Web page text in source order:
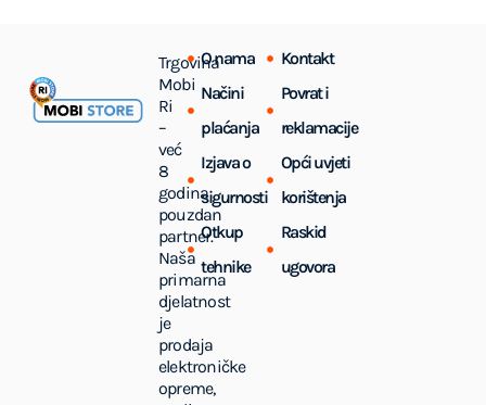
Trgovina
Mobi
Ri
–
već
8
godina
pouzdan
partner.
Naša
primarna
djelatnost
je
prodaja
elektroničke
opreme,
O nama
Kontakt
Načini
plaćanja
Povrat i
reklamacije
Izjava o
sigurnosti
Opći uvjeti
korištenja
Otkup
tehnike
Raskid
ugovora